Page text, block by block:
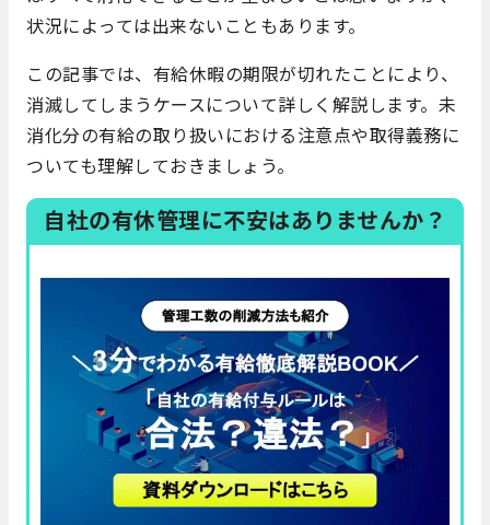
状況によっては出来ないこともあります。
この記事では、有給休暇の期限が切れたことにより、
消滅してしまうケースについて詳しく解説します。未
消化分の有給の取り扱いにおける注意点や取得義務に
ついても理解しておきましょう。
自社の有休管理に不安はありませんか？